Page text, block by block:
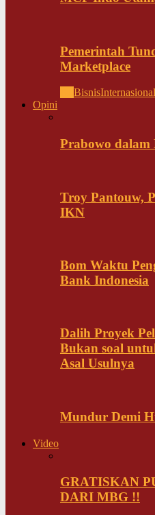
Pemerintah
Marketplace
BisnisInternasional
Opini
Prabowo dalam
Troy Pantouw,
IKN
Bom Waktu
Bank Indonesia
Dalih Proyek
Bukan soal
Asal Usulnya
Mundur Demi
Video
GRATISKAN
DARI MBG !!